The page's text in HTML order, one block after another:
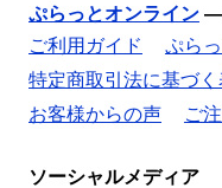
ぷらっとオンライン —
ご利用ガイド
ぷら
特定商取引法に基づ
お客様からの声
ご
ソーシャルメディア